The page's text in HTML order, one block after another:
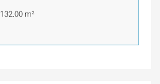
132.00 m²